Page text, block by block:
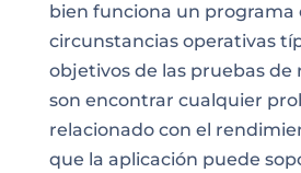
bien funciona un programa
circunstancias operativas
objetivos de las pruebas
son encontrar cualquier
relacionado con el
que la aplicación puede